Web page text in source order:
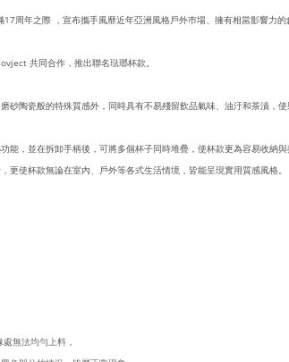
周年之際 ，宣布攜手風靡近年亞洲風格戶外巿場、擁有相當影響力
共同合作，推出聯名琺瑯杯款。
砂陶瓷般的特殊質感外，同時具有不易殘留飲品氣味、油汙和茶漬，使
能，並在拆卸手柄後，可將多個杯子同時堆疊，使杯款更為容易收納與
更使杯款無論在室內、戶外等各式生活情境，皆能呈現實用質感風格。
無法均勻上料，